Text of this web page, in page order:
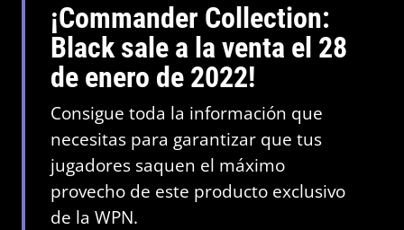
¡Commander Collection:
Black sale a la venta el 28
de enero de 2022!
Consigue toda la información que
necesitas para garantizar que tus
jugadores saquen el máximo
provecho de este producto exclusivo
de la WPN.